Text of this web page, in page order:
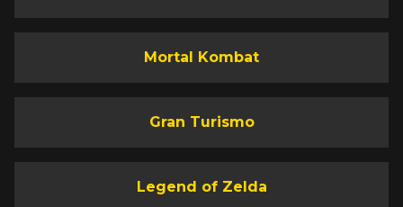
Mortal Kombat
Gran Turismo
Legend of Zelda